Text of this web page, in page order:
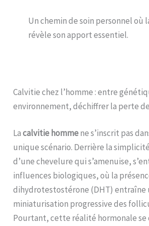
Un chemin de soin personnel où
révèle son apport essentiel.
Calvitie chez l’homme : entre
environnement, déchiffrer la perte
Lacalvitie hommene s’inscrit pas
unique scénario. Derrière la
d’une chevelure qui s’amenuise,
influences biologiques, où la
dihydrotestostérone (DHT) entraîne
miniaturisation progressive des
Pourtant, cette réalité hormonale se